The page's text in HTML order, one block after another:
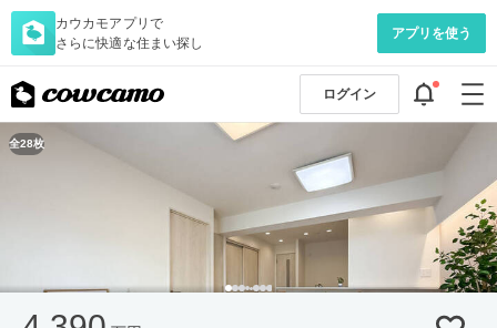
カウカモアプリで
さらに快適な住まい探し
アプリを使う
ログイン
全28枚